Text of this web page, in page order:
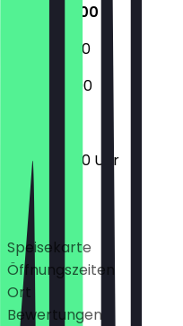
11:00 - 05:00
11:00 - 05:00
13:00 - 23:00
11:00 - 05:00 Uhr
Deals
Speisekarte
Öffnungszeiten
Ort
Bewertungen